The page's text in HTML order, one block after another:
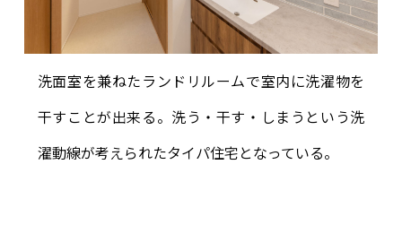
洗面室を兼ねたランドリルームで室内に洗濯物を
干すことが出来る。洗う・干す・しまうという洗
濯動線が考えられたタイパ住宅となっている。